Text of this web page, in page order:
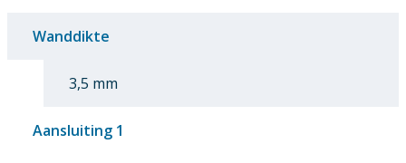
Wanddikte
3,5 mm
Aansluiting 1